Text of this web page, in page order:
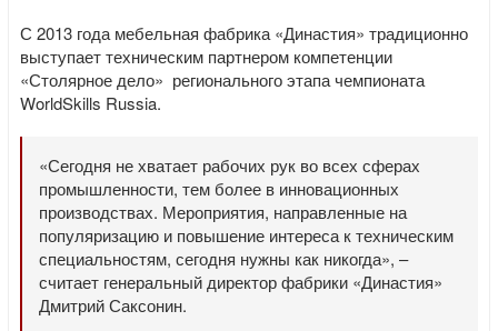
С 2013 года мебельная фабрика «Династия» традиционно
выступает техническим партнером компетенции
«Столярное дело» регионального этапа чемпионата
WorldSkills Russia.
«Сегодня не хватает рабочих рук во всех сферах
промышленности, тем более в инновационных
производствах. Мероприятия, направленные на
популяризацию и повышение интереса к техническим
специальностям, сегодня нужны как никогда», –
считает генеральный директор фабрики «Династия»
Дмитрий Саксонин.